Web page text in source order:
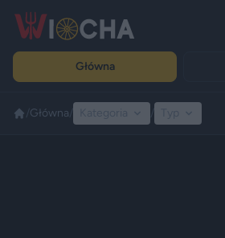
Główna
Główna